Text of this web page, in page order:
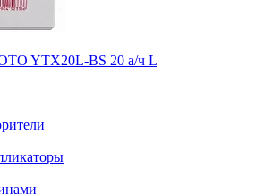
YTX20L-BS 20 а/ч L